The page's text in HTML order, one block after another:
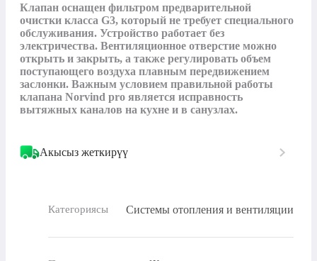
Клапан оснащен фильтром предварительной
очистки класса G3, который не требует специального
обслуживания. Устройство работает без
электричества. Вентиляционное отверстие можно
открыть и закрыть, а также регулировать объем
поступающего воздуха плавным передвижением
заслонки. Важным условием правильной работы
клапана Norvind pro является исправность
вытяжных каналов на кухне и в санузлах.
Акысыз жеткирүү
Категориясы Системы отопления и вентиляции